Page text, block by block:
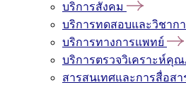
บริการสังคม
บริการทดสอบและวิชาก
บริการทางการแพทย์
บริการตรวจวิเคราะห์คุ
สารสนเทศและการสื่อสา